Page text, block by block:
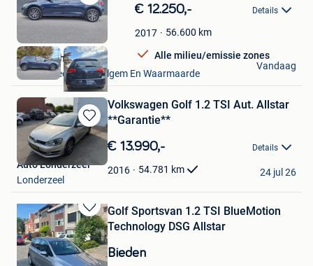
Bewaren
in
Favorieten
€ 12.250,- Details
2017 56.600 km
Alle milieu/emissie zones
Lavaert Philip
Ruien + Deel Van Avelgem En Waarmaarde
Vandaag
Bewaren
in
Favorieten
Volkswagen Golf 1.2 TSI Aut. Allstar
**Garantie**
€ 13.990,- Details
2016 54.781 km
Auto Londerzeel
Londerzeel
24 jul 26
Bewaren
in
Mijn
Favorieten
Golf Sportsvan 1.2 TSI BlueMotion
Technology DSG Allstar
Bieden